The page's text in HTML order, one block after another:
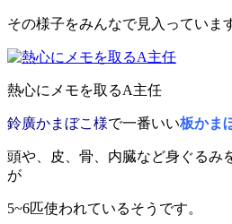
その様子をみんなで見入っていま
熱心にメモを取るA主任
鈴廣かまぼこ様で一番いい板かま
頭や、皮、骨、内臓など身ぐるみ
が
5~6匹使われているそうです。